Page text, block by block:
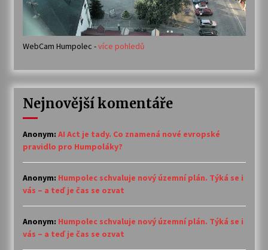
WebCam Humpolec -více pohledů
Nejnovější komentáře
Anonym: AI Act je tady. Co znamená nové evropské
pravidlo pro Humpoláky?
Anonym: Humpolec schvaluje nový územní plán. Týká se i
vás – a teď je čas se ozvat
Anonym: Humpolec schvaluje nový územní plán. Týká se i
vás – a teď je čas se ozvat